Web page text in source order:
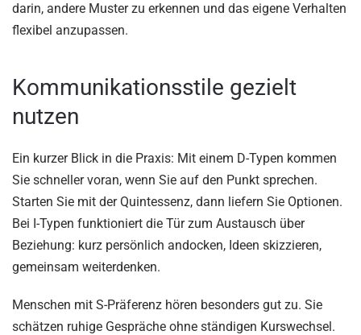
darin, andere Muster zu erkennen und das eigene Verhalten
flexibel anzupassen.
Kommunikationsstile gezielt
nutzen
Ein kurzer Blick in die Praxis: Mit einem D-Typen kommen
Sie schneller voran, wenn Sie auf den Punkt sprechen.
Starten Sie mit der Quintessenz, dann liefern Sie Optionen.
Bei I-Typen funktioniert die Tür zum Austausch über
Beziehung: kurz persönlich andocken, Ideen skizzieren,
gemeinsam weiterdenken.
Menschen mit S-Präferenz hören besonders gut zu. Sie
schätzen ruhige Gespräche ohne ständigen Kurswechsel.